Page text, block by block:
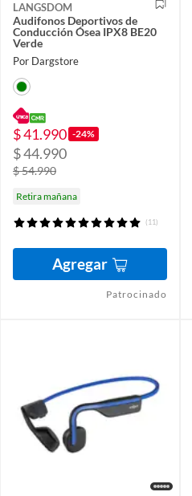
LANGSDOM
Audifonos Deportivos de
Conducción Ósea IPX8 BE20
Verde
Por Dargstore
$ 41.990 -24%
$ 44.990
$ 54.990
Retira mañana
(11)
Agregar
Patrocinado